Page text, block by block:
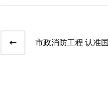
市政消防工程 认准